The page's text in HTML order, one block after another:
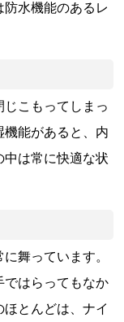
水機能のあるレ
こもってしまっ
能があると、内
は常に快適な状
舞っています。
ではらってもなか
とんどは、ナイ